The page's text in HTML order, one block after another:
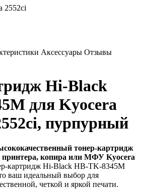
2552ci
Аксессуары Отзывы
Hi-Black
для Kyocera
пурпурный
тонер-картридж
принтера, копира или МФУ Kyocera
картридж Hi-Black HB-TK-8345M
ваш идеальный выбор для
четкой и яркой печати.